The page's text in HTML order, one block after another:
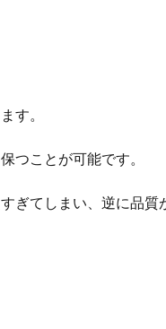
す。
つことが可能です。
ぎてしまい、逆に品質